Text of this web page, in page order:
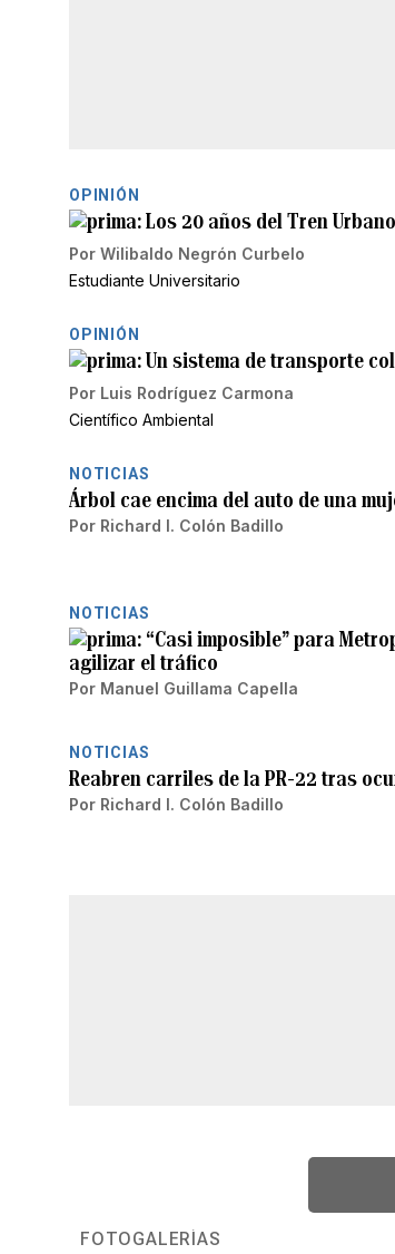
OPINIÓN
Los 20 años del Tren
Por Wilibaldo Negrón Curbelo
Estudiante Universitario
OPINIÓN
Un sistema de transporte
Por Luis Rodríguez Carmona
Científico Ambiental
NOTICIAS
Árbol cae encima del auto de una
Por Richard I. Colón Badillo
NOTICIAS
“Casi imposible” para
agilizar el tráfico
Por Manuel Guillama Capella
NOTICIAS
Reabren carriles de la PR-22 tras
Por Richard I. Colón Badillo
FOTOGALERÍAS